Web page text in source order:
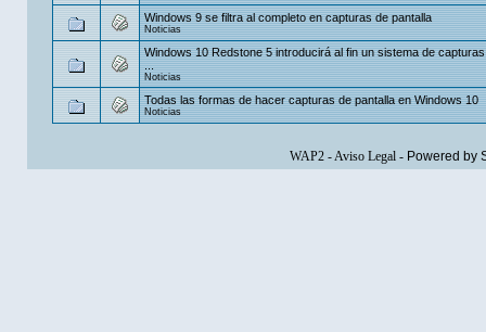
Windows 9 se filtra al completo en capturas de pantalla
Noticias
Windows 10 Redstone 5 introducirá al fin un sistema de
...
Noticias
Todas las formas de hacer capturas de pantalla en Windows 10
Noticias
WAP2-Aviso Legal- Powered by